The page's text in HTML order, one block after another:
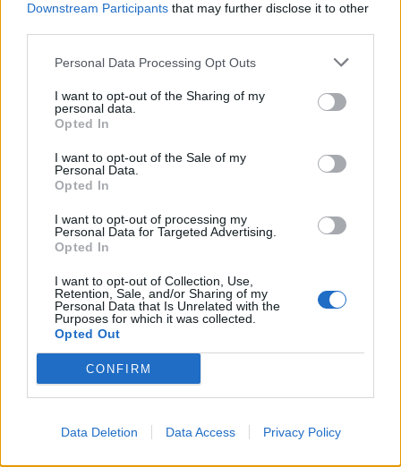
Downstream Participants that may further disclose it to other
Personal Data Processing Opt Outs
I want to opt-out of the Sharing of my
personal data.
Opted In
I want to opt-out of the Sale of my
Personal Data.
Opted In
I want to opt-out of processing my
Personal Data for Targeted Advertising.
Opted In
I want to opt-out of Collection, Use,
Retention, Sale, and/or Sharing of my
Personal Data that Is Unrelated with the
Purposes for which it was collected.
Opted Out
CONFIRM
Data Deletion Data Access Privacy Policy
#sdsswimclub
A post shared byMADI EDWARDS(@madi_edwards) on